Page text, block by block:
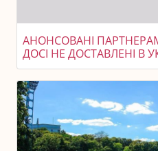
АНОНСОВАНІ
ДОСІ НЕ ДОСТАВЛЕНІ В